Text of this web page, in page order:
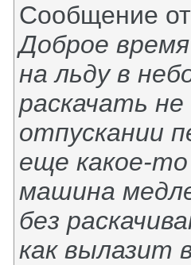
Сообщение
Доброе
на льду в
раскачать
отпускании
еще какое-
машина
без
как вылазит